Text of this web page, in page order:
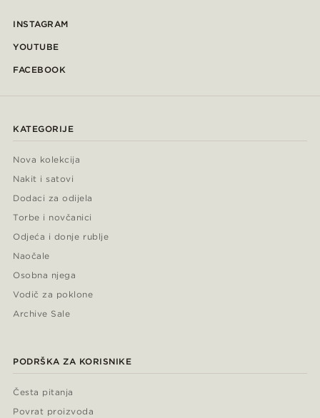
INSTAGRAM
YOUTUBE
FACEBOOK
KATEGORIJE
Nova kolekcija
Nakit i satovi
Dodaci za odijela
Torbe i novčanici
Odjeća i donje rublje
Naočale
Osobna njega
Vodič za poklone
Archive Sale
PODRŠKA ZA KORISNIKE
Česta pitanja
Povrat proizvoda